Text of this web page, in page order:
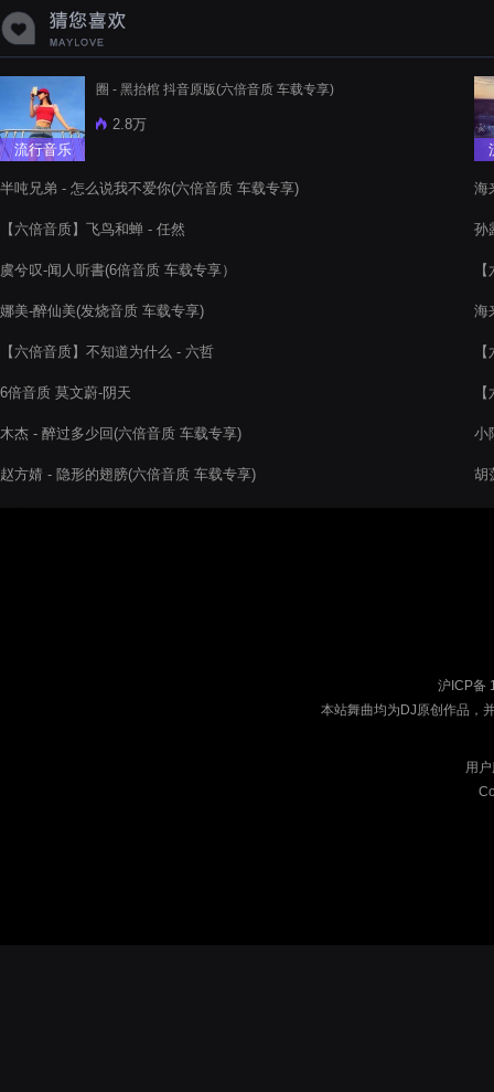
流行音乐
圈 - 黑抬棺 抖音原版(六倍音质 车载专享)
2.8万
半吨兄弟 - 怎么说我不爱你(六倍音质 车载专享)
【六倍音质】飞鸟和蝉 - 任然
虞兮叹-闻人听書(6倍音质 车载专享）
娜美-醉仙美(发烧音质 车载专享)
【六倍音质】不知道为什么 - 六哲
6倍音质 莫文蔚-阴天
木杰 - 醉过多少回(六倍音质 车载专享)
赵方婧 - 隐形的翅膀(六倍音质 车载专享)
海
孙
海
小
胡
沪ICP备
本站舞曲均为DJ原创作品，
用